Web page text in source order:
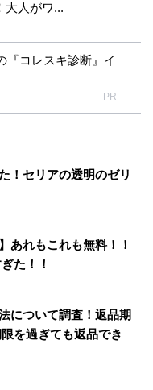
大人がワ...
『コレスキ診断』イ
PR
！セリアの透明のゼリ
あれもこれも無料！！
た！！
について調査！返品期
を過ぎても返品でき